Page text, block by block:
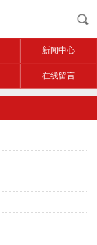
新闻中心
在线留言